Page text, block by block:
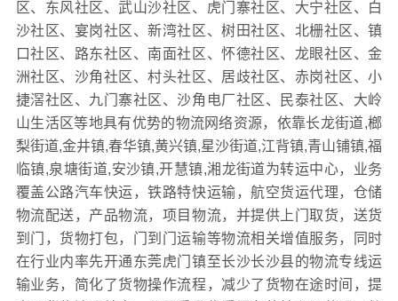
区、东风社区、武山沙社区、虎门寨社区、大宁社区、白
沙社区、宴岗社区、新湾社区、树田社区、北栅社区、镇
口社区、路东社区、南面社区、怀德社区、龙眼社区、金
洲社区、沙角社区、村头社区、居歧社区、赤岗社区、小
捷滘社区、九门寨社区、沙角电厂社区、民泰社区、大岭
山生活区等地具有优势的物流网络资源，依靠长龙街道,榔
梨街道,金井镇,春华镇,黄兴镇,星沙街道,江背镇,青山铺镇,福
临镇,泉塘街道,安沙镇,开慧镇,湘龙街道为转运中心，业务
覆盖公路汽车快运，铁路特快运输，航空货运代理，仓储
物流配送，产品物流，项目物流，并提供上门取货，送货
到门，货物打包，门到门运输等物流相关增值服务，同时
在行业内率先开通东莞虎门镇至长沙长沙县的物流专线运
输业务，简化了货物操作流程，减少了货物在途时间，提